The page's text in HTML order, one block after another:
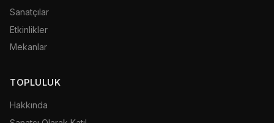
Sanatçılar
Etkinlikler
Mekanlar
TOPLULUK
Hakkında